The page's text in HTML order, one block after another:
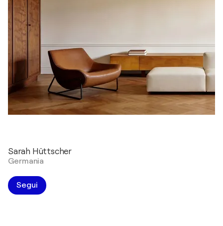
Sarah Hüttscher
Germania
Segui